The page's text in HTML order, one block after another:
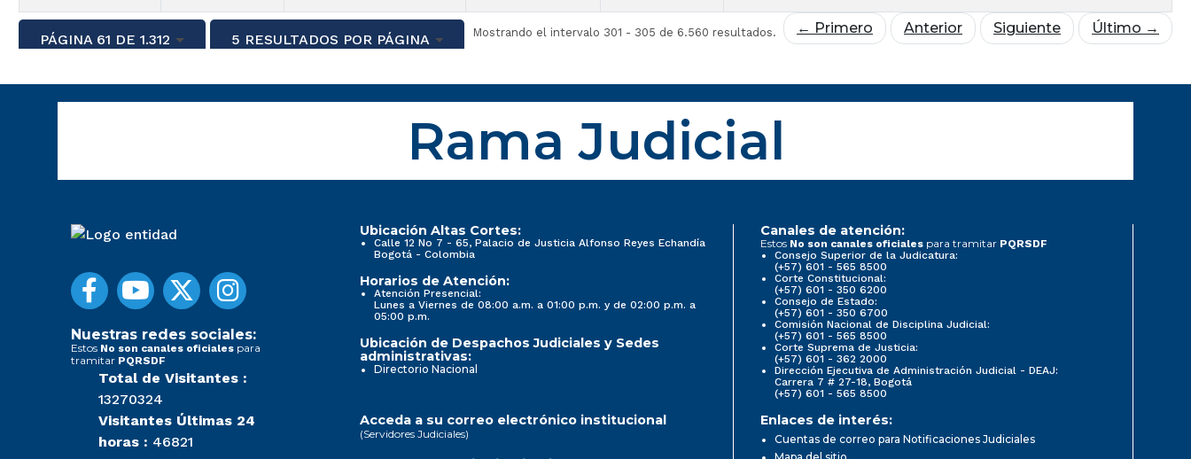
PÁGINA 61 DE 1.312 5 RESULTADOS POR PÁGINA Mostrando el intervalo 301 - 305 de 6.560 resultados. ← Primero Anterior Siguiente Último →
Rama Judicial
Nuestras redes sociales:
Estos No son canales oficiales para
tramitar PQRSDF
Total de Visitantes :
13270324
Visitantes Últimas 24
horas : 46821
Ubicación Altas Cortes:
Calle 12 No 7 - 65, Palacio de Justicia Alfonso Reyes Echandía
Bogotá - Colombia
Horarios de Atención:
Atención Presencial:
Lunes a Viernes de 08:00 a.m. a 01:00 p.m. y de 02:00 p.m. a
05:00 p.m.
Ubicación de Despachos Judiciales y Sedes
administrativas:
Directorio Nacional
Canales de atención:
Estos No son canales oficiales para tramitar PQRSDF
Consejo Superior de la Judicatura:
(+57) 601 - 565 8500
Corte Constitucional:
(+57) 601 - 350 6200
Consejo de Estado:
(+57) 601 - 350 6700
Comisión Nacional de Disciplina Judicial:
(+57) 601 - 565 8500
Corte Suprema de Justicia:
(+57) 601 - 362 2000
Dirección Ejecutiva de Administración Judicial - DEAJ:
Carrera 7 # 27-18, Bogotá
(+57) 601 - 565 8500
Acceda a su correo electrónico institucional
(Servidores Judiciales)
Enlaces de interés:
Cuentas de correo para Notificaciones Judiciales